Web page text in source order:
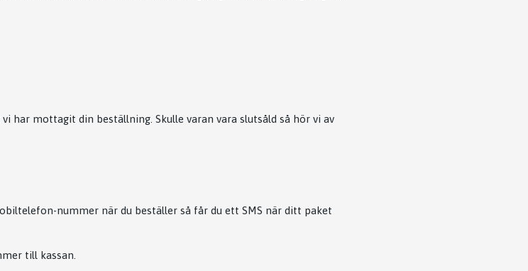
har mottagit din beställning. Skulle varan vara slutsåld så hör vi av
nummer när du beställer så får du ett SMS när ditt paket
till kassan.